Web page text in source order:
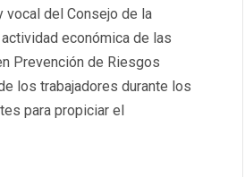
vocal del Consejo de la
económica de las
Prevención de Riesgos
los trabajadores durante los
para propiciar el